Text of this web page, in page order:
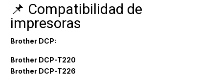
📌 Compatibilidad de
impresoras
Brother DCP:
Brother DCP-T220
Brother DCP-T226